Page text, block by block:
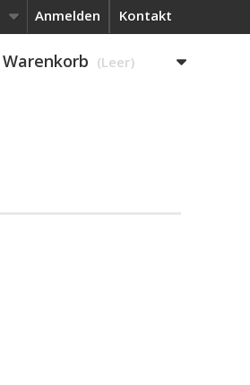
Kontakt
Anmelden
Warenkorb (Leer)